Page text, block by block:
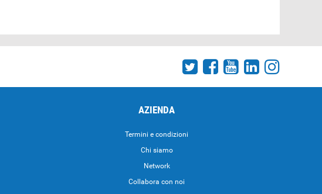
AZIENDA
Termini e condizioni
Chi siamo
Network
Collabora con noi